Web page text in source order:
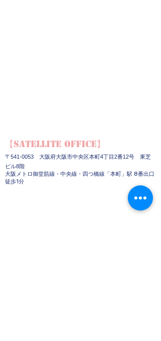
【Satellite Office】
〒541-0053 大阪府大阪市中央区本町4丁目2番12号 東芝
ビル8階
大阪メトロ御堂筋線・中央線・四つ橋線「本町」駅 8番出口
徒歩1分